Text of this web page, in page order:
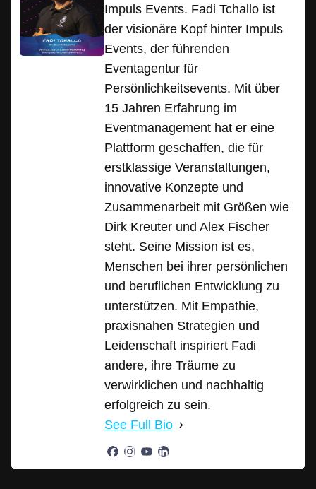
Impuls Events. Fadi Tchallo ist
der visionäre Kopf hinter Impuls
Events, der führenden
Eventagentur für
Persönlichkeitsevents. Mit über
15 Jahren Erfahrung im
Eventmanagement hat er eine
Plattform geschaffen, die für
erstklassige Veranstaltungen,
innovative Konzepte und
Zusammenarbeit mit Größen wie
Dirk Kreuter und Alex Fischer
steht. Seine Mission ist es,
Menschen bei ihrer persönlichen
und beruflichen Entwicklung zu
unterstützen. Mit Empathie,
praxisnahen Strategien und
Leidenschaft inspiriert Fadi
andere, ihre Träume zu
verwirklichen und nachhaltig
erfolgreich zu sein.
See Full Bio